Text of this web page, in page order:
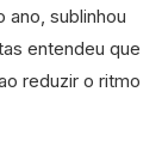
sublinhou
entendeu que
reduzir o ritmo